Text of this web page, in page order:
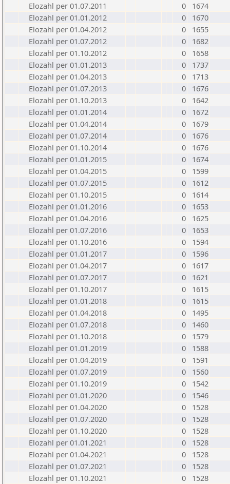
Elozahl per 01.07.2011
0
1674
Elozahl per 01.01.2012
0
1670
Elozahl per 01.04.2012
0
1655
Elozahl per 01.07.2012
0
1682
Elozahl per 01.10.2012
0
1658
Elozahl per 01.01.2013
0
1737
Elozahl per 01.04.2013
0
1713
Elozahl per 01.07.2013
0
1676
Elozahl per 01.10.2013
0
1642
Elozahl per 01.01.2014
0
1672
Elozahl per 01.04.2014
0
1679
Elozahl per 01.07.2014
0
1676
Elozahl per 01.10.2014
0
1676
Elozahl per 01.01.2015
0
1674
Elozahl per 01.04.2015
0
1599
Elozahl per 01.07.2015
0
1612
Elozahl per 01.10.2015
0
1614
Elozahl per 01.01.2016
0
1653
Elozahl per 01.04.2016
0
1625
Elozahl per 01.07.2016
0
1653
Elozahl per 01.10.2016
0
1594
Elozahl per 01.01.2017
0
1596
Elozahl per 01.04.2017
0
1617
Elozahl per 01.07.2017
0
1621
Elozahl per 01.10.2017
0
1615
Elozahl per 01.01.2018
0
1615
Elozahl per 01.04.2018
0
1495
Elozahl per 01.07.2018
0
1460
Elozahl per 01.10.2018
0
1579
Elozahl per 01.01.2019
0
1588
Elozahl per 01.04.2019
0
1591
Elozahl per 01.07.2019
0
1560
Elozahl per 01.10.2019
0
1542
Elozahl per 01.01.2020
0
1546
Elozahl per 01.04.2020
0
1528
Elozahl per 01.07.2020
0
1528
Elozahl per 01.10.2020
0
1528
Elozahl per 01.01.2021
0
1528
Elozahl per 01.04.2021
0
1528
Elozahl per 01.07.2021
0
1528
Elozahl per 01.10.2021
0
1528